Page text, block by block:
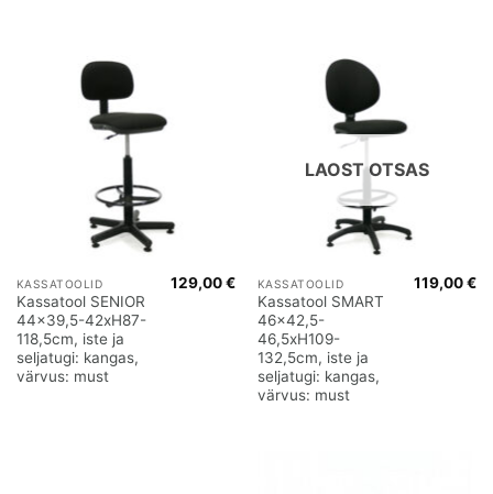
KASSATOOLID
Kassatool SENIOR
44×39,5-42xH87-
118,5cm, iste ja
seljatugi: kangas,
värvus: must
129,00€
LAOST OTSAS
KASSATOOLID
Kassatool SMART
46×42,5-
46,5xH109-
132,5cm, iste ja
seljatugi: kangas,
värvus: must
119,00€